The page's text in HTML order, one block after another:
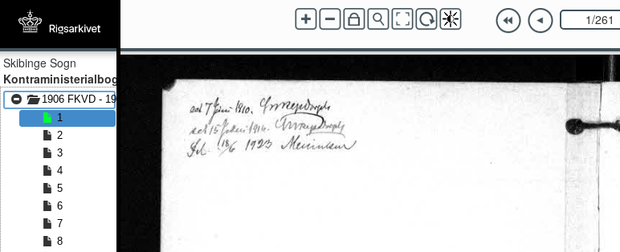
Skibinge Sogn
Kontraministerialbog
1906 FKVD - 1923 FKVD
1
2
3
4
5
6
7
8